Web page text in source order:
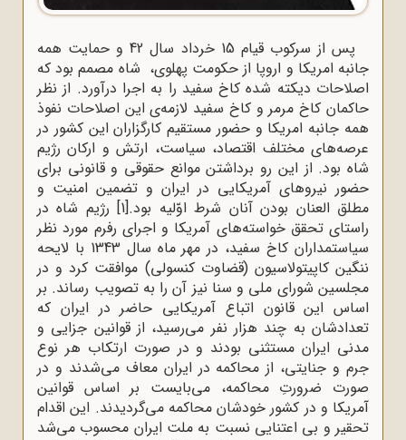
پس از سرکوب قیام 15 خرداد سال 42 و حمایت همه
جانبه امریکا و اروپا از حکومت پهلوی، شاه مصمم بود که
اصلاحات دیکته‌ شده کاخ سفید را به اجرا درآورد. از نظر
حاکمان کاخ مرمر و کاخ سفید لازمه‌ی این اصلاحات نفوذ
همه‌ جانبه امریکا و حضور مستقیم کارگزاران این کشور در
عرصه‌هاى مختلف اقتصاد، سیاست، ارتش و ارکان رژیم
شاه بود. از این رو برداشتن موانع حقوقى و قانونى براى
حضور نیروهاى آمریکایى در ایران و تضمین امنیت و
مطلق العنان بودن آنان شرط اوّلیه بود.[1] رژیم شاه در
راستای تحقق خواسته‌های آمریکا و اجرای رفرم مورد نظر
سیاستمداران کاخ سفید، در مهر ماه سال 1343 با لایحه
ننگین کاپیتولاسیون (قضاوت کنسولی) موافقت کرد و در
مجلسین شورای ملی و سنا نیز آن را به تصویب رساند. بر
اساس این قانون اتباع آمریکایی حاضر در ایران که
تعدادشان به چند هزار نفر می‌رسید، از قوانین جزایی و
مدنی ایران مستثنی بودند و در صورت ارتکاب هر نوع
جرم و جنایتی، از محاکمه در ایران معاف می‌شدند و در
صورت ضرورتِ محاکمه، می‌بایست بر اساس قوانین
آمریکا و در کشور خودشان محاکمه می‌گردیدند. این اقدام
تحقیر و بی اعتنایی نسبت به ملت ایران محسوب می‌شد